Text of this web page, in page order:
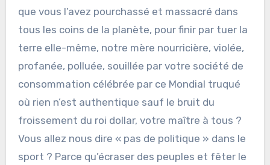
que vous l’avez pourchassé et massacré dans
tous les coins de la planète, pour finir par tuer la
terre elle-même, notre mère nourricière, violée,
profanée, polluée, souillée par votre société de
consommation célébrée par ce Mondial truqué
où rien n’est authentique sauf le bruit du
froissement du roi dollar, votre maître à tous ?
Vous allez nous dire « pas de politique » dans le
sport ? Parce qu’écraser des peuples et fêter le